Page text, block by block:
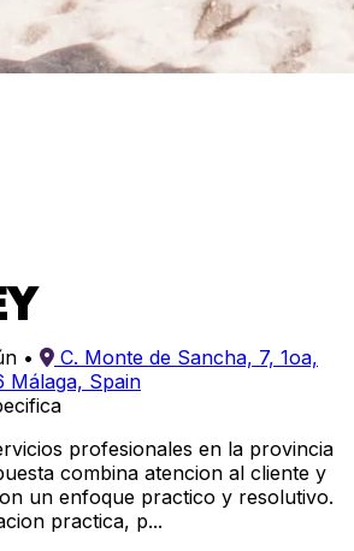
•
C. Monte de Sancha, 7, 1oa,
Málaga, Spain
profesionales en la provincia
combina atencion al cliente y
un enfoque practico y resolutivo.
practica, p...